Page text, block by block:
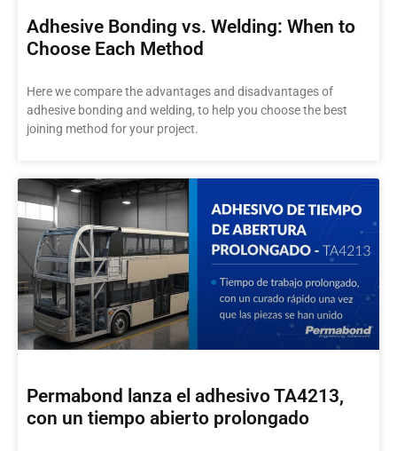
Adhesive Bonding vs. Welding: When to
Choose Each Method
Here we compare the advantages and disadvantages of
adhesive bonding and welding, to help you choose the best
joining method for your project.
Permabond lanza el adhesivo TA4213,
con un tiempo abierto prolongado